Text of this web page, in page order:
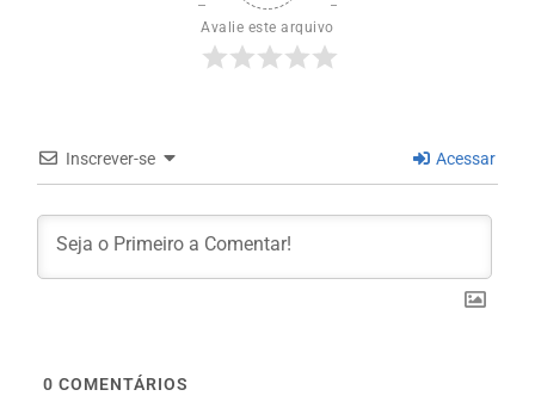
Avalie este arquivo
Inscrever-se Acessar
0 COMENTÁRIOS